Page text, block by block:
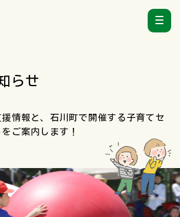
らせ
情報と、石川町で開催する子育てセ
ご案内します！